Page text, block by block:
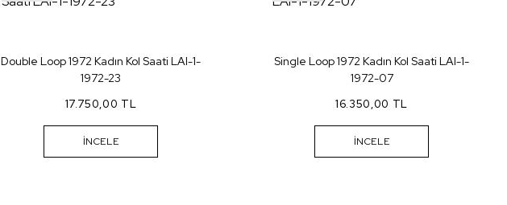
Double Loop 1972 Kadın Kol Saati LAI-1-
1972-23
17.750,00 TL
İNCELE
Single Loop 1972 Kadın Kol Saati LAI-1-
1972-07
16.350,00 TL
İNCELE